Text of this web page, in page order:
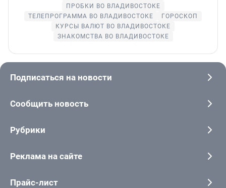
ПРОБКИ ВО ВЛАДИВОСТОКЕ
ТЕЛЕПРОГРАММА ВО ВЛАДИВОСТОКЕ
ГОРОСКОП
КУРСЫ ВАЛЮТ ВО ВЛАДИВОСТОКЕ
ЗНАКОМСТВА ВО ВЛАДИВОСТОКЕ
Подписаться на новости
Сообщить новость
Рубрики
Реклама на сайте
Прайс-лист